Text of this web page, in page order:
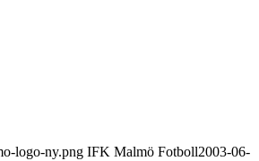
logo-ny.png IFK Malmö Fotboll2003-06-